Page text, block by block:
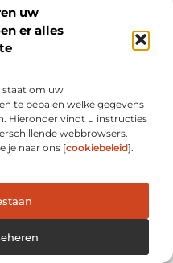
uw
er alles
staat om uw
te bepalen welke gegevens
Hieronder vindt u instructies
webbrowsers.
je naar ons [cookiebeleid].
uitermate geschikt voor